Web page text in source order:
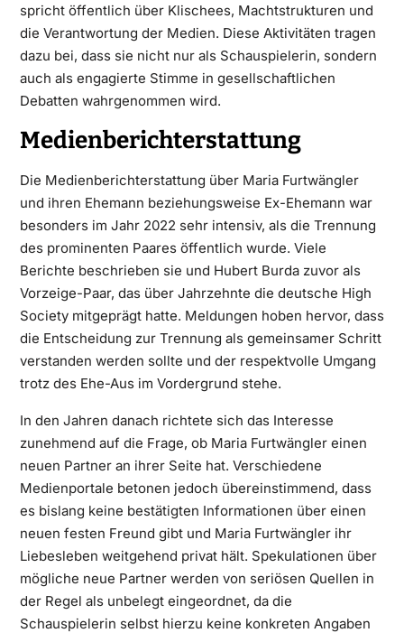
spricht öffentlich über Klischees, Machtstrukturen und
die Verantwortung der Medien. Diese Aktivitäten tragen
dazu bei, dass sie nicht nur als Schauspielerin, sondern
auch als engagierte Stimme in gesellschaftlichen
Debatten wahrgenommen wird.
Medienberichterstattung
Die Medienberichterstattung über Maria Furtwängler
und ihren Ehemann beziehungsweise Ex-Ehemann war
besonders im Jahr 2022 sehr intensiv, als die Trennung
des prominenten Paares öffentlich wurde. Viele
Berichte beschrieben sie und Hubert Burda zuvor als
Vorzeige-Paar, das über Jahrzehnte die deutsche High
Society mitgeprägt hatte. Meldungen hoben hervor, dass
die Entscheidung zur Trennung als gemeinsamer Schritt
verstanden werden sollte und der respektvolle Umgang
trotz des Ehe-Aus im Vordergrund stehe.
In den Jahren danach richtete sich das Interesse
zunehmend auf die Frage, ob Maria Furtwängler einen
neuen Partner an ihrer Seite hat. Verschiedene
Medienportale betonen jedoch übereinstimmend, dass
es bislang keine bestätigten Informationen über einen
neuen festen Freund gibt und Maria Furtwängler ihr
Liebesleben weitgehend privat hält. Spekulationen über
mögliche neue Partner werden von seriösen Quellen in
der Regel als unbelegt eingeordnet, da die
Schauspielerin selbst hierzu keine konkreten Angaben